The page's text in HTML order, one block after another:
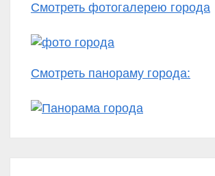
Смотреть фотогалерею города
Смотреть панораму города: